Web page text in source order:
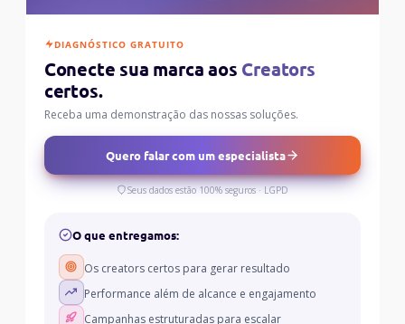
DIAGNÓSTICO GRATUITO
Conecte sua marca aos Creators
certos.
Receba uma demonstração das nossas soluções.
Quero falar com um especialista
Seus dados estão 100% seguros · LGPD
O que entregamos:
Os creators certos para gerar resultado
Performance além de alcance e engajamento
Campanhas estruturadas para escalar